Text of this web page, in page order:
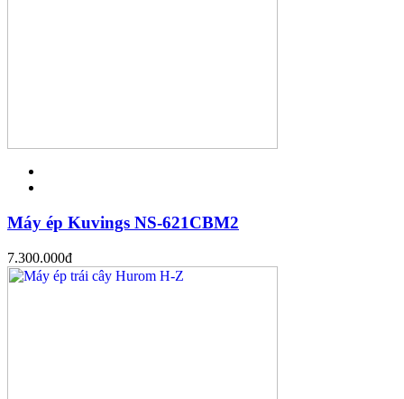
Máy ép Kuvings NS-621CBM2
7.300.000đ